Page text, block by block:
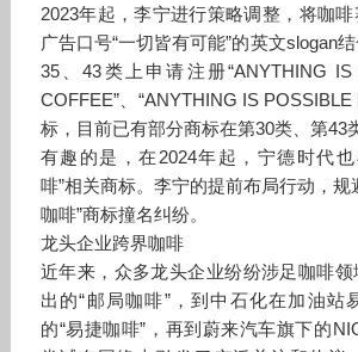
2023年起，李宁进行策略调整，将咖
广告口号“一切皆有可能”的英文slogan结
35、43类上申请注册“ANYTHING IS
COFFEE”、“ANYTHING IS
标，目前已有部分商标在第30类、第43
有趣的是，在2024年起，宁德时代
啡”相关商标。李宁的提前布局行动，规
咖啡”商标撞名纠纷。
龙头企业跨界咖啡
近年来，众多龙头企业纷纷涉足咖啡
出的“邮局咖啡”，到中石化在加油站
的“易捷咖啡”，再到蔚来汽车旗下的